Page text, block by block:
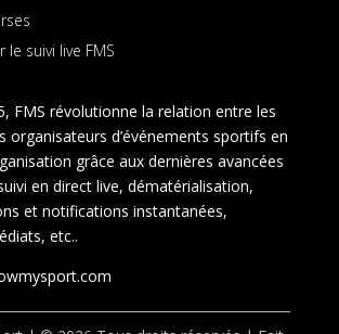
suivi live FMS
FMS révolutionne la relation entre les
organisateurs d’événements sportifs en
grâce aux dernières avancées
en direct live, dématérialisation,
et notifications instantanées,
etc..